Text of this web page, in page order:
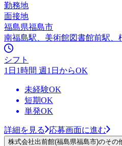
勤務地
面接地
福島県福島市
南福島駅、美術館図書館前駅、
シフト
1日1時間 週1日からOK
未経験OK
短期OK
単発OK
詳細を見る 応募画面に進む
株式会社出前館(福島県福島市)のその